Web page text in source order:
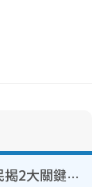
裝修拆鐵閘隨時變賊人目標？網民揭2大關鍵用途：裝新式等於白裝？附新舊鐵閘分別